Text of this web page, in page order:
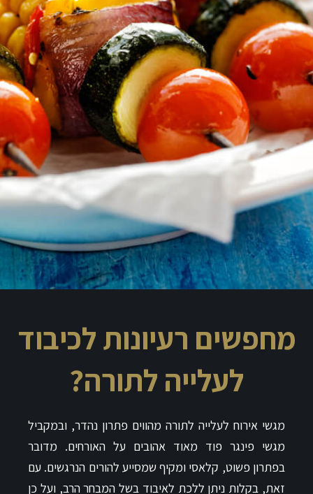
מחפשים רעיונות לכיבוד
לעלייה לתורה?
מגשי אירוח לעלייה לתורה מהווים פתרון נהדר, ובמקביל
מגשי פינגר פוד מאוד אהובים על האורחים. מדובר
בפתרון פשוט, קלאסי ומקיף שמסייע להורים הנרגשים. עם
זאת, בקלות ניתן ללכת לאיבוד בשל המבחר הרב, ועל כן